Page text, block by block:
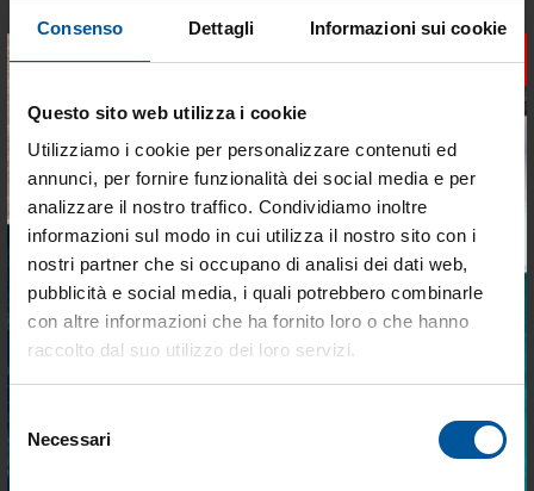
Tieniti aggiornato sulle
migliori occasioni per la tua
barca
vantaggiose e selezionate per chi vive la
×
Consenso Dettagli Informazioni sui cookie
Questo sito web utilizza i cookie
Utilizziamo i cookie per personalizzare contenuti ed
annunci, per fornire funzionalità dei social media e per
analizzare il nostro traffico. Condividiamo inoltre
informazioni sul modo in cui utilizza il nostro sito con i
nostri partner che si occupano di analisi dei dati web,
pubblicità e social media, i quali potrebbero combinarle
con altre informazioni che ha fornito loro o che hanno
raccolto dal suo utilizzo dei loro servizi.
delNecessari
DELLA STESSA CATEGORIA
- 59% - 40%
Kit Salvagente Autogonfiabile